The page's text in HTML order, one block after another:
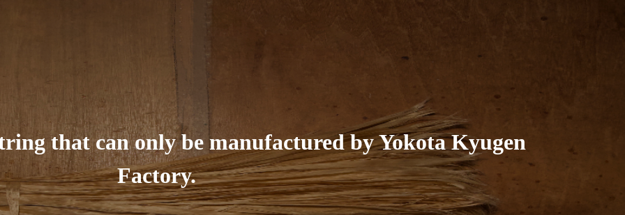
that can only be manufactured by Yokota Kyugen
Factory.